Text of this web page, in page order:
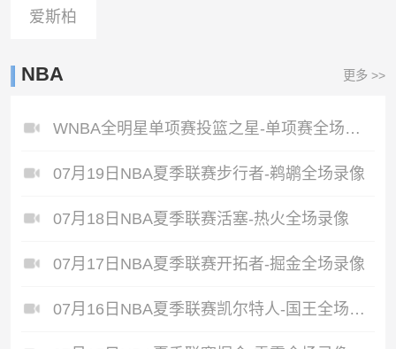
爱斯柏
NBA 更多 >>
WNBA全明星单项赛投篮之星-单项赛全场录像
07月19日NBA夏季联赛步行者-鹈鹕全场录像
07月18日NBA夏季联赛活塞-热火全场录像
07月17日NBA夏季联赛开拓者-掘金全场录像
07月16日NBA夏季联赛凯尔特人-国王全场录像